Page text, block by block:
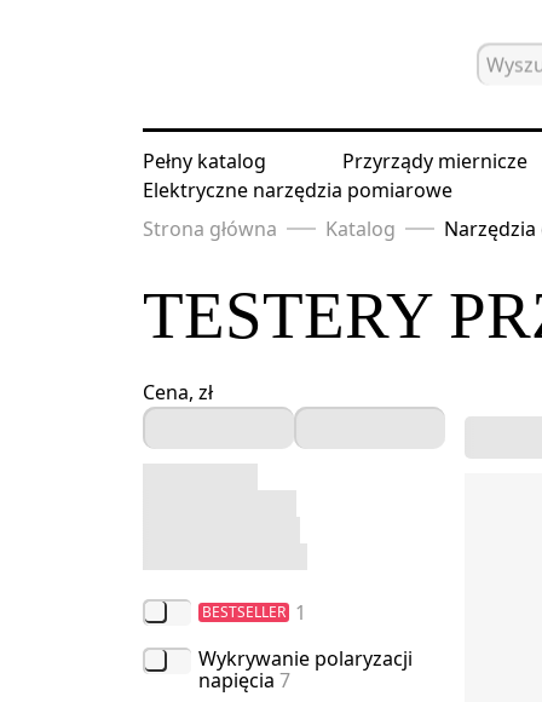
Pełny katalog Przyrządy miernicze
Elektryczne narzędzia pomiarowe
Strona główna
Katalog
TESTERY
Cena, zł
BESTSELLER 1
Wykrywanie polaryzacji
napięcia 7